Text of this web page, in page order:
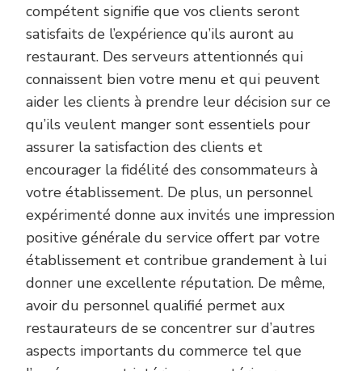
compétent signifie que vos clients seront
satisfaits de l’expérience qu’ils auront au
restaurant. Des serveurs attentionnés qui
connaissent bien votre menu et qui peuvent
aider les clients à prendre leur décision sur ce
qu’ils veulent manger sont essentiels pour
assurer la satisfaction des clients et
encourager la fidélité des consommateurs à
votre établissement. De plus, un personnel
expérimenté donne aux invités une impression
positive générale du service offert par votre
établissement et contribue grandement à lui
donner une excellente réputation. De même,
avoir du personnel qualifié permet aux
restaurateurs de se concentrer sur d’autres
aspects importants du commerce tel que